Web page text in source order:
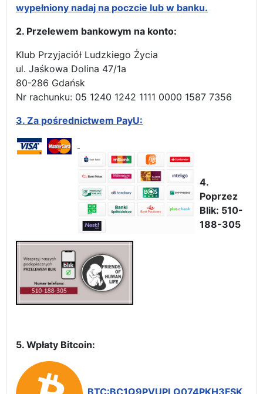
wypełniony nadaj na poczcie lub w banku.
2. Przelewem bankowym na konto:
Klub Przyjaciół Ludzkiego Życia
ul. Jaśkowa Dolina 47/1a
80-286 Gdańsk
Nr rachunku: 05 1240 1242 1111 0000 1587 7356
3. Za pośrednictwem PayU:
4.
Poprzez
Blik: 510-
188-305
5. Wpłaty Bitcoin: